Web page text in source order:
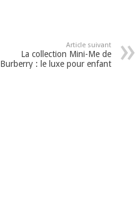
Article suivant
La collection Mini-Me de
Burberry : le luxe pour enfant